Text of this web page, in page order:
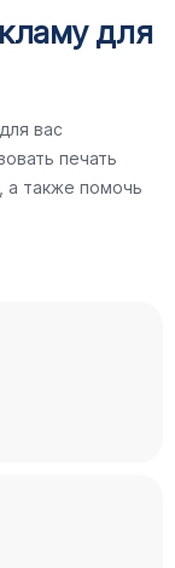
для
вас
печать
также помочь